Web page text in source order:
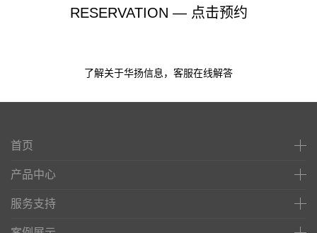
RESERVATION — 点击预约
了解关于华扬信息，客服在线解答
首页
产品中心
服务支持